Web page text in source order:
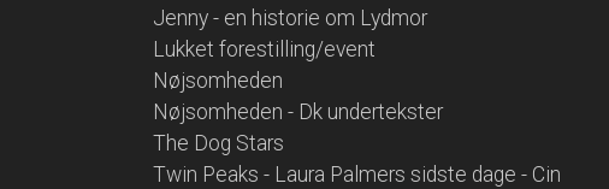
Jenny - en historie om Lydmor
Lukket forestilling/event
Nøjsomheden
Nøjsomheden - Dk undertekster
The Dog Stars
Twin Peaks - Laura Palmers sidste dage - Cin